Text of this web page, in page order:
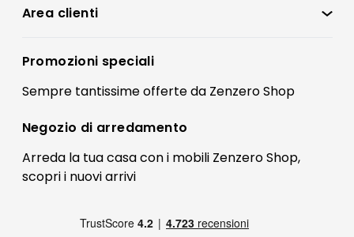
Condizioni di vendita
Preferenze Cookies
Termini e condizioni
Contatti
FAQ
Pagamenti
Area clienti
Registrati
Il mio account
Promozioni speciali
Sempre tantissimeofferteda Zenzero Shop
Negozio di arredamento
Arreda la tua casa con i mobili Zenzero Shop,
scopri i nuovi arrivi